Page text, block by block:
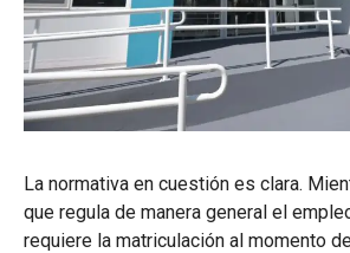
La normativa en cuestión es clara.
que regula de manera general el
requiere la matriculación al momento